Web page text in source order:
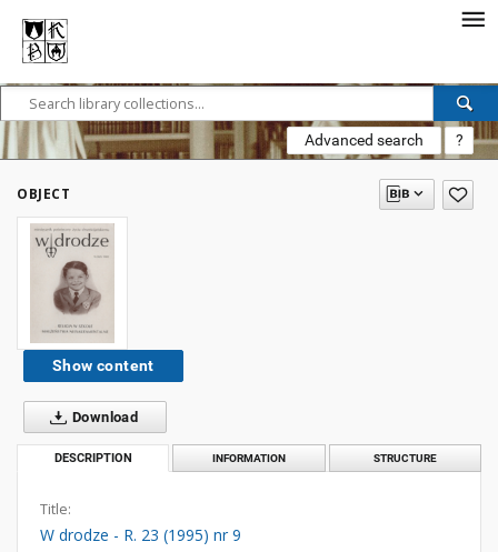
Advanced search ?
OBJECT
Show content
Download
DESCRIPTION INFORMATION STRUCTURE
Title:
W drodze - R. 23 (1995) nr 9